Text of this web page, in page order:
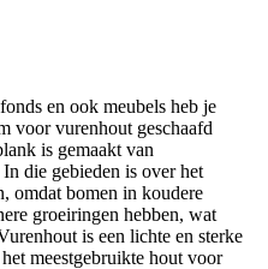
en ook meubels heb je
voor vurenhout geschaafd
is gemaakt van
die gebieden is over het
omdat bomen in koudere
groeiringen hebben, wat
is een lichte en sterke
meestgebruikte hout voor